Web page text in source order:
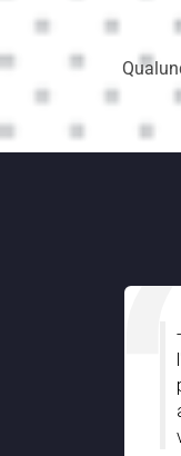
-Uso i servizi di
l'aeroporto di
professionalità,
aiutato in breve